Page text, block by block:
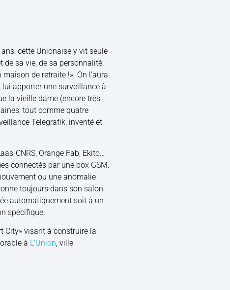
cette Unionaise y vit seule
de sa vie, de sa personnalité
de retraite !». On l’aura
apporter une surveillance à
la vieille dame (encore très
tout comme quatre
Telegrafik, inventé et
CNRS, Orange Fab, Ekito…
connectés par une box GSM.
ou une anomalie
toujours dans son salon
automatiquement soit à un
spécifique.
City» visant à construire la
à L’Union, ville